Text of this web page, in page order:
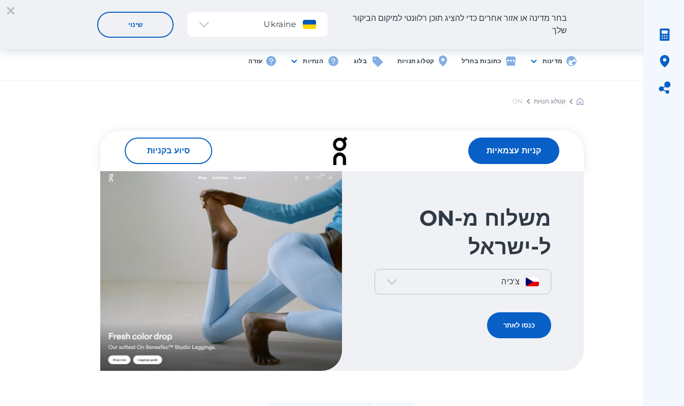
אפליקציה הרשמה התחברות
מדינות כתובות בחו"ל קטלוג חנויות בלוג הנחיות עזרה
בחר מדינה או אזור אחרים כדי להציג תוכן רלוונטי למיקום הביקור
שלך
Ukraine שינוי
Meest קטלוג חנויות ON
סיוע בקניות קניות עצמאיות
משלוח מ-ON
ל-ישראל
צ'כיה
כנסו לאתר